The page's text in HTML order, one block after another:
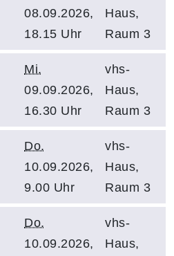
08.09.2026,
18.15 Uhr
Haus,
Raum 3
Mi.
09.09.2026,
16.30 Uhr
vhs-
Haus,
Raum 3
Do.
10.09.2026,
9.00 Uhr
vhs-
Haus,
Raum 3
Do.
10.09.2026,
vhs-
Haus,